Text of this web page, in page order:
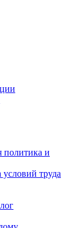
политика и
труда